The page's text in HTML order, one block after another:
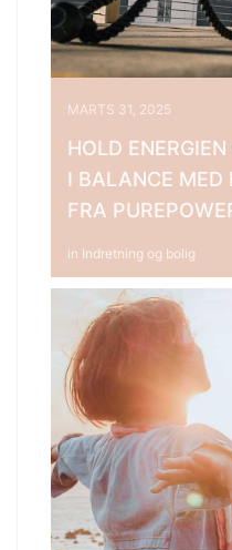
MARTS 31, 2025
HOLD
I BALANCE MED
FRA
in Indretning og bolig